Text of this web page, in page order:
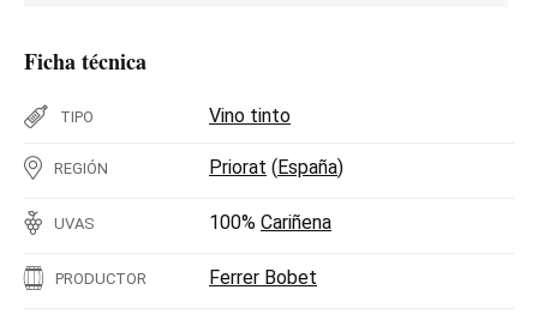
Ficha técnica
TIPO Vino tinto
REGIÓN Priorat (España)
UVAS 100% Cariñena
PRODUCTOR Ferrer Bobet